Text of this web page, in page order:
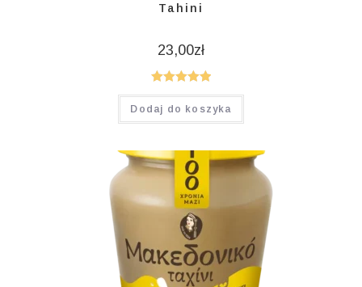
Tahini
23,00zł
Oceniono
5.00na 5
Dodaj do koszyka